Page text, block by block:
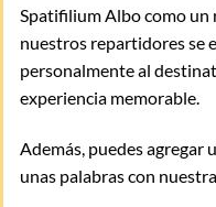
Spatifilium Albo como un
nuestros repartidores se
personalmente al
experiencia memorable.
Además, puedes agregar
unas palabras con